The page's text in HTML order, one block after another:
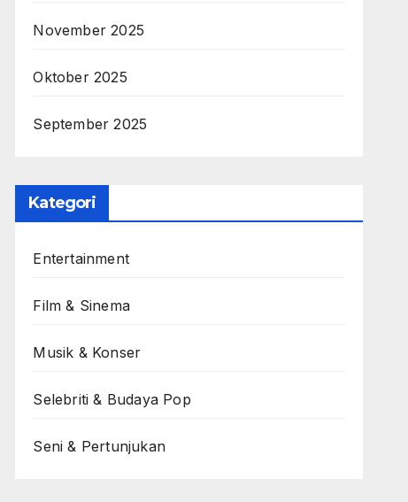
November 2025
Oktober 2025
September 2025
Kategori
Entertainment
Film & Sinema
Musik & Konser
Selebriti & Budaya Pop
Seni & Pertunjukan